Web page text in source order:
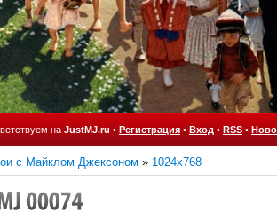
на JustMJ.ru • Регистрация • Вход • RSS •
с Майклом Джексоном » 1024x768